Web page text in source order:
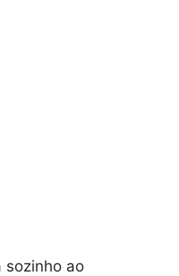
sozinho ao